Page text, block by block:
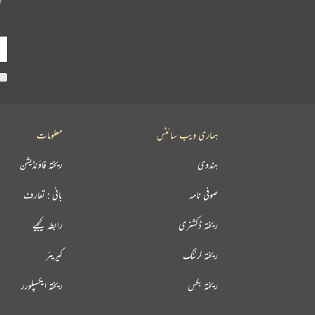
معلومات
ریختہ فاؤنڈیشن
بانی : تعارف
رابطہ کیجیے
کیریئر
ریختہ ایکسپلورر
ہماری ویب سائٹس
ہندوی
صوفی نامہ
ریختہ ڈکشنری
ریختہ لرننگ
ریختہ بکس